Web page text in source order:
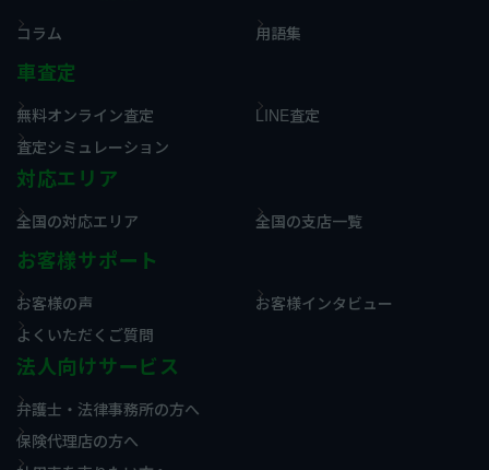
コラム 用語集
車査定
無料オンライン査定
LINE査定
査定シミュレーション
対応エリア
全国の対応エリア 全国の支店一覧
お客様サポート
お客様の声
お客様インタビュー
よくいただくご質問
法人向けサービス
弁護士・法律事務所の方へ
保険代理店の方へ